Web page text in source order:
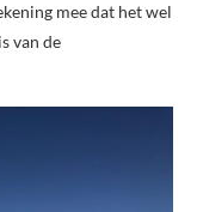
mee dat het wel
van de